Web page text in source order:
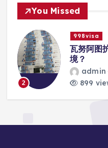
You Missed
2
998visa
瓦努阿图
境？
admin
899